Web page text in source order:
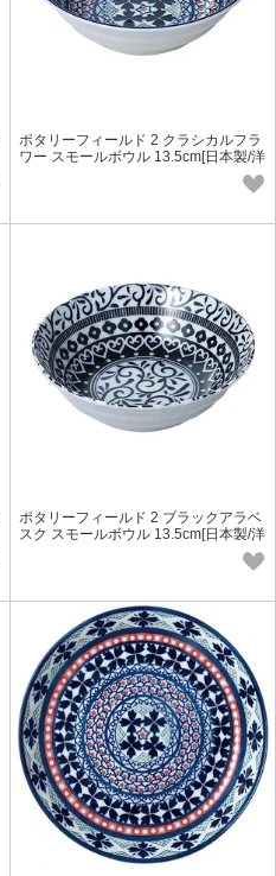
ポタリーフィールド 2 クラシカルフラ
ワー スモールボウル 13.5cm[日本製/洋
ポタリーフィールド 2 ブラックアラベ
スク スモールボウル 13.5cm[日本製/洋